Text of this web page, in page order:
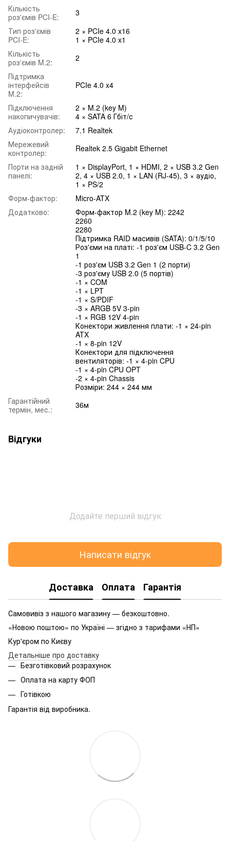
Кількість
роз'ємів PCI-E:
3
Тип роз'ємів
PCI-E:
2 × PCIe 4.0 x16
1 × PCIe 4.0 x1
Кількість
роз'ємів M.2:
2
Підтримка
інтерфейсів
M.2:
PCIe 4.0 x4
Підключення
накопичувачів:
2 × M.2 (key M)
4 × SATA 6 Гбіт/с
Аудіоконтролер:
7.1 Realtek
Мережевий
контролер:
Realtek 2.5 Gigabit Ethernet
Порти на задній
панелі:
1 × DisplayPort, 1 × HDMI, 2 × USB 3.2 Gen
2, 4 × USB 2.0, 1 × LAN (RJ-45), 3 × аудіо,
1 × PS/2
Форм-фактор:
Micro-ATX
Додатково:
Форм-фактор M.2 (key M): 2242
2260
2280
Підтримка RAID масивів (SATA): 0/1/5/10
Роз'єми на платі: -1 роз'єм USB-C 3.2 Gen
1
-1 роз'єм USB 3.2 Gen 1 (2 порти)
-3 роз'єму USB 2.0 (5 портів)
-1 × COM
-1 × LPT
-1 × S/PDIF
-3 × ARGB 5V 3-pin
-1 × RGB 12V 4-pin
Конектори живлення плати: -1 × 24-pin
ATX
-1 × 8-pin 12V
Конектори для підключення
вентиляторів: -1 × 4-pin CPU
-1 × 4-pin CPU OPT
-2 × 4-pin Chassis
Розміри: 244 × 244 мм
Гарантійний
термін, мес.:
36м
Відгуки
Додайте перший відгук
Написати відгук
Доставка Оплата Гарантія
Самовивіз з нашого магазину — безкоштовно.
«Новою поштою» по Україні — згідно з тарифами «НП»
Кур'єром по Києву
Детальніше про доставку
Безготівковий розрахунок
Оплата на карту ФОП
Готівкою
Гарантія від виробника.